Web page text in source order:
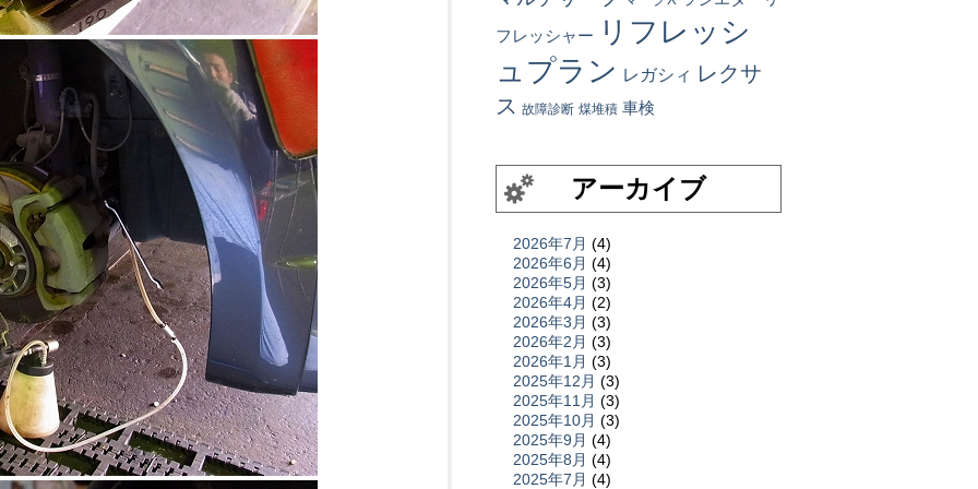
フレッシャー
リフレッシ
ュプラン レガシィ レクサ
ス 故障診断 煤堆積 車検
アーカイブ
2026年7月 (4)
2026年6月 (4)
2026年5月 (3)
2026年4月 (2)
2026年3月 (3)
2026年2月 (3)
2026年1月 (3)
2025年12月 (3)
2025年11月 (3)
2025年10月 (3)
2025年9月 (4)
2025年8月 (4)
2025年7月 (4)